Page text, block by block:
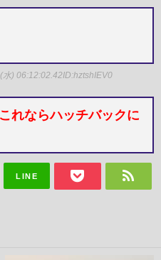
水) 06:12:02.42ID:hztshIEV0
れならハッチバックに
LINE